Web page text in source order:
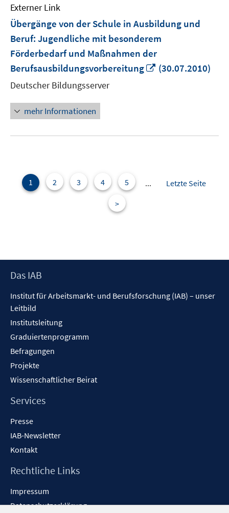
Externer Link
Übergänge von der Schule in Ausbildung und
Beruf: Jugendliche mit besonderem
Förderbedarf und Maßnahmen der
Berufsausbildungsvorbereitung
In
(30.07.2010)
Deutscher Bildungsserver
mehr Informationen
1 2 3 4 5 ...
Letzte Seite
>
Footer
Das IAB
Institut für Arbeitsmarkt- und Berufsforschung (IAB) – unser
Leitbild
Institutsleitung
Graduiertenprogramm
Befragungen
Projekte
Wissenschaftlicher Beirat
Services
Presse
IAB-Newsletter
Kontakt
Rechtliche Links
Impressum
Datenschutzerklärung